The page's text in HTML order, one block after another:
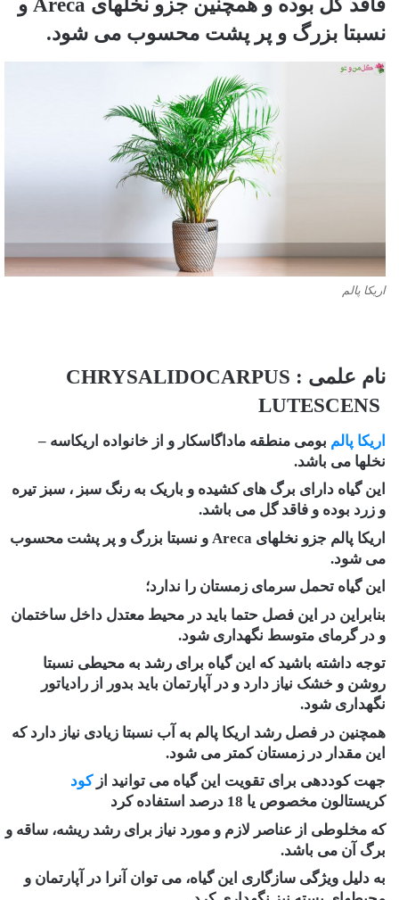
فاقد گل بوده و همچنین جزو نخلهای ‏Areca‏ و
‏نسبتا بزرگ و پر پشت محسوب می شود.
اریکا پالم‏‎ ‎
نام علمی : ‏CHRYSALIDOCARPUS
LUTESCENS ‎
اریکا پالم بومی منطقه ماداگاسکار و از خانواده اریکاسه –
نخلها می باشد. ‏
این گیاه دارای برگ های کشیده و باریک به رنگ سبز ، سبز تیره
و زرد بوده و فاقد گل می باشد.
اریکا پالم جزو نخلهای ‏Areca‏ و ‏نسبتا بزرگ و پر پشت محسوب
می شود.
این گیاه تحمل سرمای زمستان را ندارد؛
بنابراین در این فصل حتما باید در محیط معتدل داخل ساختمان
و در گرمای متوسط نگهداری ‏شود.
توجه داشته باشید که این گیاه برای رشد به محیطی نسبتا
روشن و خشک نیاز دارد و در آپارتمان باید بدور از رادیاتور
نگهداری ‏شود.
همچنین در فصل رشد اریکا پالم به آب نسبتا زیادی نیاز دارد که
این مقدار در زمستان کمتر می شود.
جهت کوددهی برای تقویت این گیاه می توانید از کود
کریستالون مخصوص یا 18 درصد استفاده کرد
که مخلوطی از عناصر لازم و مورد ‏نیاز برای رشد ریشه، ساقه و
برگ آن می باشد.
به دلیل ویژگی سازگاری این گیاه، می توان آنرا در آپارتمان و